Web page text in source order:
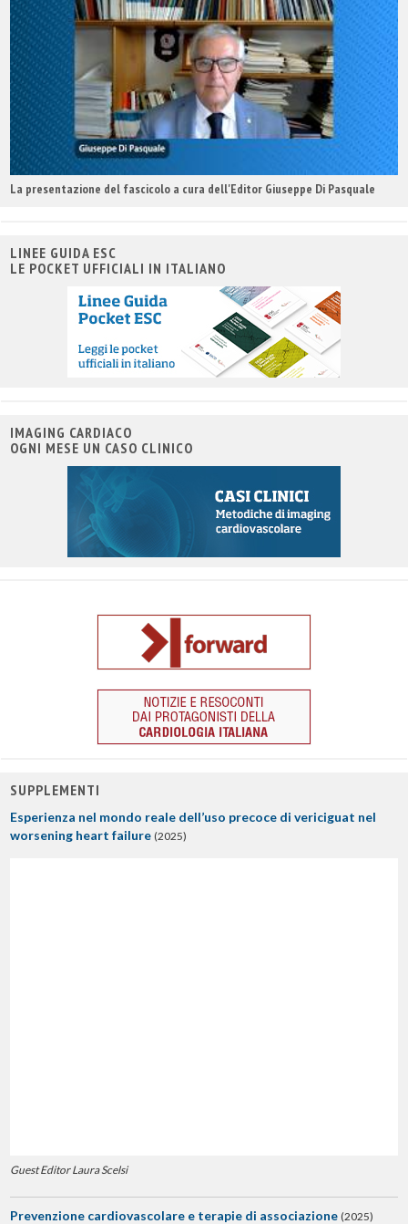
La presentazione del fascicolo a cura dell'Editor Giuseppe Di Pasquale
LINEE GUIDA ESC
LE POCKET UFFICIALI IN ITALIANO
IMAGING CARDIACO
OGNI MESE UN CASO CLINICO
SUPPLEMENTI
Esperienza nel mondo reale dell’uso precoce di vericiguat nel
worsening heart failure (2025)
Guest Editor Laura Scelsi
Prevenzione cardiovascolare e terapie di associazione (2025)